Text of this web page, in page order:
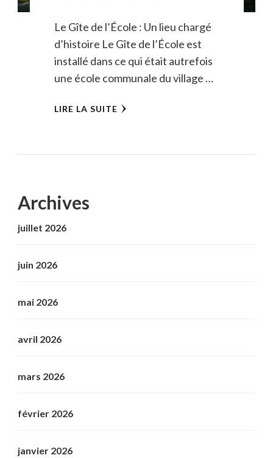
Le Gîte de l’École : Un lieu chargé
d’histoire Le Gîte de l’École est
installé dans ce qui était autrefois
une école communale du village …
LIRE LA SUITE
Archives
juillet 2026
juin 2026
mai 2026
avril 2026
mars 2026
février 2026
janvier 2026